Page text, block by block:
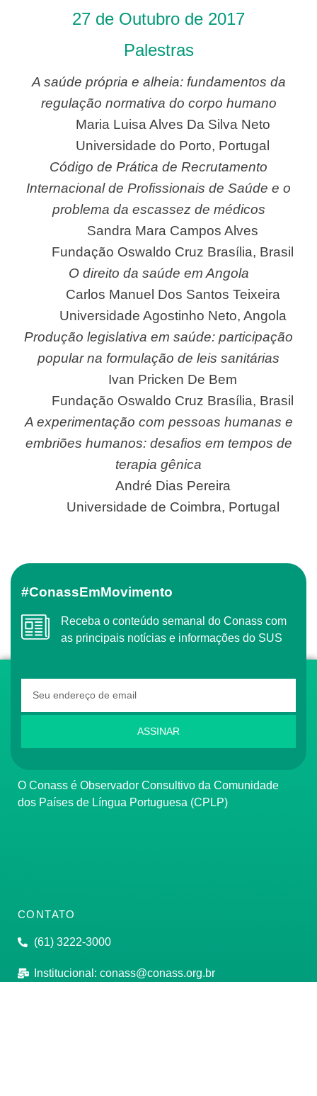
27 de Outubro de 2017
Palestras
A saúde própria e alheia: fundamentos da
regulação normativa do corpo humano
Maria Luisa Alves Da Silva Neto
Universidade do Porto, Portugal
Código de Prática de Recrutamento
Internacional de Profissionais de Saúde e o
problema da escassez de médicos
Sandra Mara Campos Alves
Fundação Oswaldo Cruz Brasília, Brasil
O direito da saúde em Angola
Carlos Manuel Dos Santos Teixeira
Universidade Agostinho Neto, Angola
Produção legislativa em saúde: participação
popular na formulação de leis sanitárias
Ivan Pricken De Bem
Fundação Oswaldo Cruz Brasília, Brasil
A experimentação com pessoas humanas e
embriões humanos: desafios em tempos de
terapia gênica
André Dias Pereira
Universidade de Coimbra, Portugal
#ConassEmMovimento
Receba o conteúdo semanal do Conass com
as principais notícias e informações do SUS
ASSINAR
O Conass é Observador Consultivo da Comunidade
dos Países de Língua Portuguesa (CPLP)
CONTATO
(61) 3222-3000
Institucional: conass@conass.org.br